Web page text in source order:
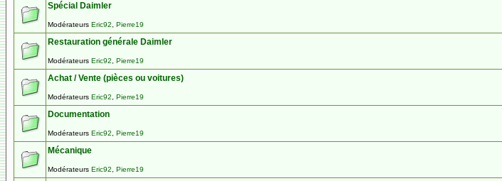
Spécial Daimler
Modérateurs Eric92 Pierre19
Restauration générale Daimler
Modérateurs Eric92 Pierre19
Achat / Vente (pièces ou voitures)
Modérateurs Eric92 Pierre19
Documentation
Modérateurs Eric92 Pierre19
Mécanique
Modérateurs Eric92 Pierre19